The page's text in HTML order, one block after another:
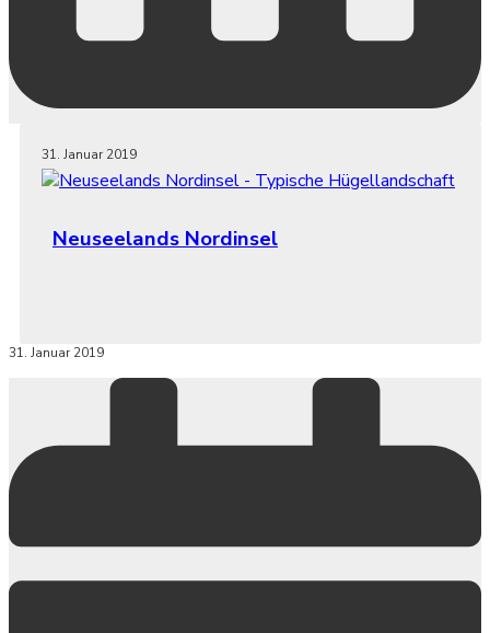
31. Januar 2019
Neuseelands Nordinsel
31. Januar 2019